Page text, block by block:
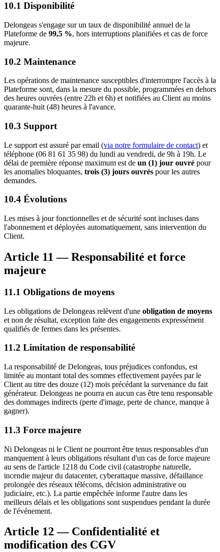
10.1 Disponibilité
Delongeas s'engage sur un taux de disponibilité annuel de la
Plateforme de 99,5 %, hors interruptions planifiées et cas de force
majeure.
10.2 Maintenance
Les opérations de maintenance susceptibles d'interrompre l'accès à la
Plateforme sont, dans la mesure du possible, programmées en dehors
des heures ouvrées (entre 22h et 6h) et notifiées au Client au moins
quarante-huit (48) heures à l'avance.
10.3 Support
Le support est assuré par email (via notre formulaire de contact) et
téléphone (06 81 61 35 98) du lundi au vendredi, de 9h à 19h. Le
délai de première réponse maximum est de un (1) jour ouvré pour
les anomalies bloquantes, trois (3) jours ouvrés pour les autres
demandes.
10.4 Évolutions
Les mises à jour fonctionnelles et de sécurité sont incluses dans
l'abonnement et déployées automatiquement, sans intervention du
Client.
Article 11 — Responsabilité et force
majeure
11.1 Obligations de moyens
Les obligations de Delongeas relèvent d'une obligation de moyens
et non de résultat, exception faite des engagements expressément
qualifiés de fermes dans les présentes.
11.2 Limitation de responsabilité
La responsabilité de Delongeas, tous préjudices confondus, est
limitée au montant total des sommes effectivement payées par le
Client au titre des douze (12) mois précédant la survenance du fait
générateur. Delongeas ne pourra en aucun cas être tenu responsable
des dommages indirects (perte d'image, perte de chance, manque à
gagner).
11.3 Force majeure
Ni Delongeas ni le Client ne pourront être tenus responsables d'un
manquement à leurs obligations résultant d'un cas de force majeure
au sens de l'article 1218 du Code civil (catastrophe naturelle,
incendie majeur du datacenter, cyberattaque massive, défaillance
prolongée des réseaux télécoms, décision administrative ou
judiciaire, etc.). La partie empêchée informe l'autre dans les
meilleurs délais et les obligations sont suspendues pendant la durée
de l'événement.
Article 12 — Confidentialité et
modification des CGV